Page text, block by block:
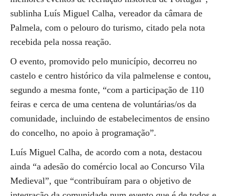
sublinha Luís Miguel Calha, vereador da câmara de
Palmela, com o pelouro do turismo, citado pela nota
recebida pela nossa reação.
O evento, promovido pelo município, decorreu no
castelo e centro histórico da vila palmelense e contou,
segundo a mesma fonte, “com a participação de 110
feiras e cerca de uma centena de voluntárias/os da
comunidade, incluindo de estabelecimentos de ensino
do concelho, no apoio à programação”.
Luís Miguel Calha, de acordo com a nota, destacou
ainda “a adesão do comércio local ao Concurso Vila
Medieval”, que “contribuíram para o objetivo de